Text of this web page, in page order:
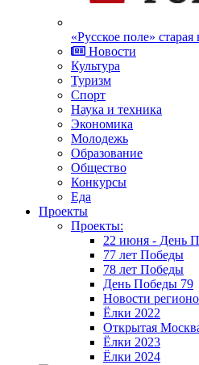
«Русское поле» старая
Новости
Культура
Туризм
Спорт
Наука и техника
Экономика
Молодежь
Образование
Общество
Конкурсы
Еда
Проекты
Проекты:
22 июня - День
77 лет Победы
78 лет Победы
День Победы 79
Новости
Ёлки 2022
Открытая
Ёлки 2023
Ёлки 2024